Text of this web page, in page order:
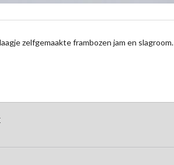
zelfgemaakte frambozen jam en slagroom.